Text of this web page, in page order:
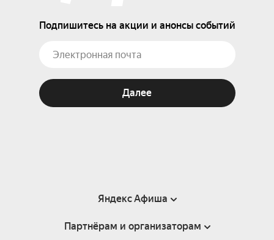
Подпишитесь на акции и анонсы событий
Далее
Яндекс Афиша
Справка
Партнёрам и организаторам